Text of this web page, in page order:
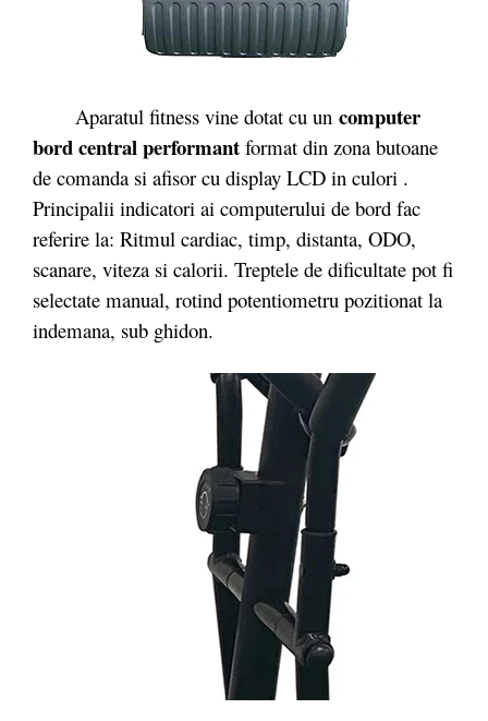
Aparatul fitness vine dotat cu un computer
bord central performant format din zona butoane
de comanda si afisor cu display LCD in culori .
Principalii indicatori ai computerului de bord fac
referire la: Ritmul cardiac, timp, distanta, ODO,
scanare, viteza si calorii. Treptele de dificultate pot fi
selectate manual, rotind potentiometru pozitionat la
indemana, sub ghidon.